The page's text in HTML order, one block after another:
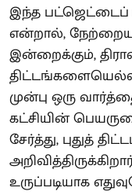
இந்த
என்றால்,
இன்றைக்கும்,
முன்பு ஒரு
கட்சியின்
சேர்த்து, புதுத்
உருப்படியாக